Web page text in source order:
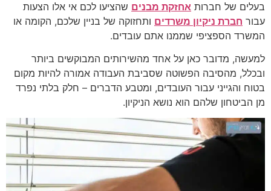
בעלים של חברות אחזקת מבנים שהציעו לכם אי אלו הצעות
עבור חברת ניקיון משרדים ותחזוקה של בניין שלכם, הקומה או
המשרד הספציפי שממנו אתם עובדים.
למעשה, מדובר כאן על אחד מהשירותים המבוקשים ביותר
ובכלל, מהסיבה הפשוטה שסביבת העבודה אמורה להיות מקום
בטוח והגייני עבור העובדים, ומטבע הדברים – חלק בלתי נפרד
מן הביטחון שלהם הוא נושא הניקיון.